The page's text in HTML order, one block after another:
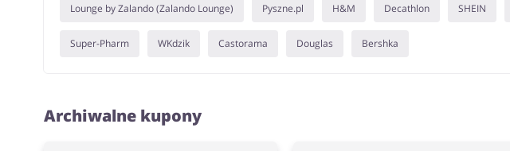
Lounge by Zalando (Zalando Lounge) Pyszne.pl H&M Decathlon SHEIN
Super-Pharm WKdzik Castorama Douglas Bershka
Archiwalne kupony